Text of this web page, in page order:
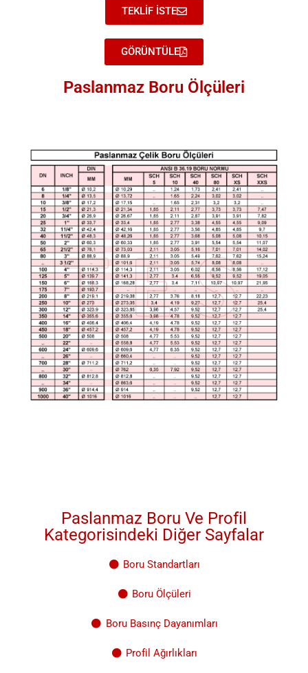
TEKLİF İSTE
GÖRÜNTÜLE
Paslanmaz Boru Ölçüleri
Paslanmaz Boru Ve Profil
Kategorisindeki Diğer Sayfalar
Boru Standartları
Boru Ölçüleri
Boru Basınç Dayanımları
Profil Ağırlıkları